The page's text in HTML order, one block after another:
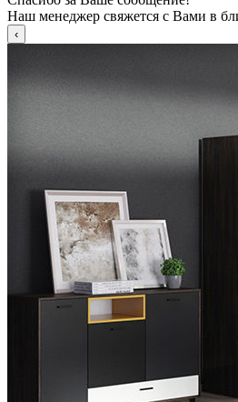
Наш менеджер свяжется с Вами в